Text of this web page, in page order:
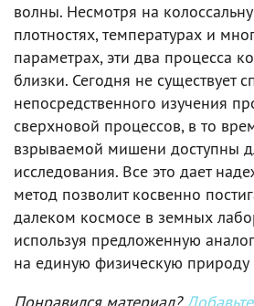
волны. Несмотря на
плотностях, температурах и
параметрах, эти два процесса
близки. Сегодня не существует
непосредственного изучения
сверхновой процессов, в то
взрываемой мишени доступны
исследования. Все это дает
метод позволит косвенно
далеком космосе в земных
используя предложенную
на единую физическую природу
Понравился материал?